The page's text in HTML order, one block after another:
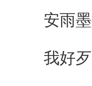
安雨墨
我好歹